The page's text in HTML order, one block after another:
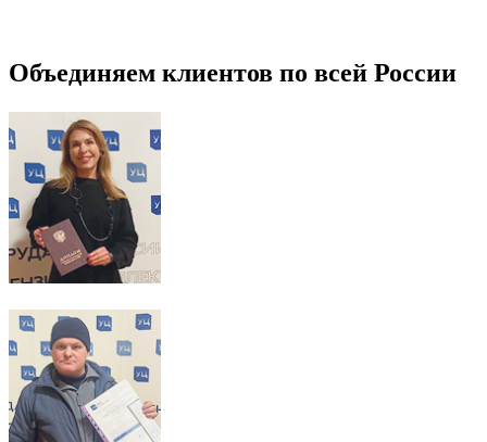
Объединяем клиентов по всей России